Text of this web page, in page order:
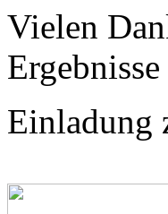
Vielen
Einladung